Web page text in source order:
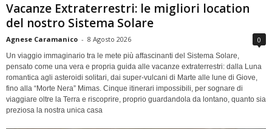
Vacanze Extraterrestri: le migliori location
del nostro Sistema Solare
Agnese Caramanico - 8 Agosto 2026 0
Un viaggio immaginario tra le mete più affascinanti del Sistema Solare,
pensato come una vera e propria guida alle vacanze extraterrestri: dalla Luna
romantica agli asteroidi solitari, dai super-vulcani di Marte alle lune di Giove,
fino alla “Morte Nera” Mimas. Cinque itinerari impossibili, per sognare di
viaggiare oltre la Terra e riscoprire, proprio guardandola da lontano, quanto sia
preziosa la nostra unica casa